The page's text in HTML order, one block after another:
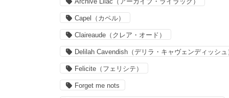
Capel（カペル）
Claireaude（クレア・オード）
Delilah Cavendish（デリラ・キャヴェンディッシュ
Felicite（フェリシテ）
Forget me nots